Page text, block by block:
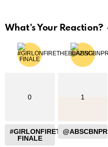
What's Your Reaction?
0
#GIRLONFIRETHEBLAZING
FINALE
1
@ABSCBNPR